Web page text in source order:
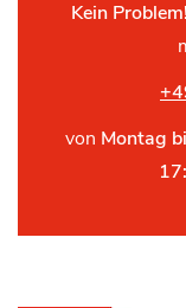
Kein Problem!
von Montag